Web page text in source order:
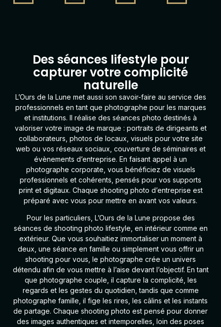
Des séances lifestyle pour
capturer votre complicité
naturelle
L’Ours de la Lune met aussi son savoir-faire au service des
professionnels en tant que photographe pour les marques
et institutions. Il réalise des séances photo destinés à
valoriser votre image de marque : portraits de dirigeants et
collaborateurs, photos de locaux, visuels pour votre site
web ou vos réseaux sociaux, couverture de séminaires et
évènements d’entreprise. En faisant appel à un
photographe corporate, vous bénéficiez de visuels
professionnels et cohérents, pensés pour vos supports
print et digitaux. Chaque shooting photo d’entreprise est
préparé avec vous pour mettre en avant vos valeurs.
Pour les particuliers , L’Ours de la Lune propose des
séances de shooting photo lifestyle, en intérieur comme en
extérieur. Que vous souhaitiez immortaliser un moment à
deux, une séance en famille ou simplement vous offrir un
shooting pour vous, le photographe crée un univers
détendu afin de vous mettre à l’aise devant l’objectif. En tant
que photographe couple, il capture la complicité, les
regards et les gestes du quotidien, tandis que comme
photographe famille, il fige les rires, les câlins et les instants
de partage. Chaque shooting photo est pensé pour donner
des images authentiques et intemporelles, loin des poses